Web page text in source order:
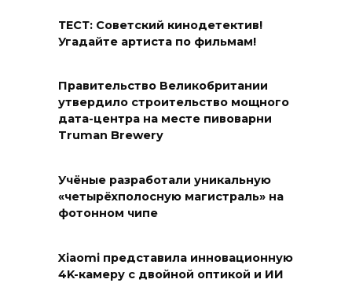
ТЕСТ: Советский кинодетектив!
Угадайте артиста по фильмам!
Правительство Великобритании
утвердило строительство мощного
дата-центра на месте пивоварни
Truman Brewery
Учёные разработали уникальную
«четырёхполосную магистраль» на
фотонном чипе
Xiaomi представила инновационную
4K-камеру с двойной оптикой и ИИ